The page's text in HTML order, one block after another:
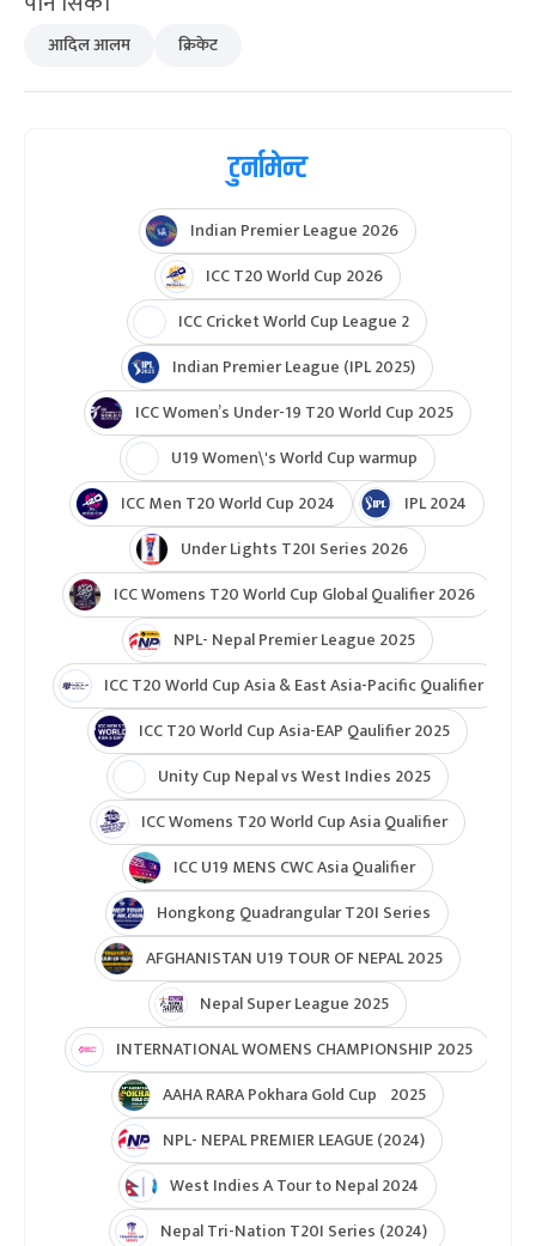
आदिल आलम क्रिकेट
टुर्नामेन्ट
Indian Premier League 2026
ICC T20 World Cup 2026
ICC Cricket World Cup League 2
Indian Premier League (IPL 2025)
ICC Women’s Under-19 T20 World Cup 2025
U19 Women\'s World Cup warmup
ICC Men T20 World Cup 2024
IPL 2024
Under Lights T20I Series 2026
ICC Womens T20 World Cup Global Qualifier 2026
NPL- Nepal Premier League 2025
ICC T20 World Cup Asia & East Asia-Pacific Qualifier
ICC T20 World Cup Asia-EAP Qaulifier 2025
Unity Cup Nepal vs West Indies 2025
ICC Womens T20 World Cup Asia Qualifier
ICC U19 MENS CWC Asia Qualifier
Hongkong Quadrangular T20I Series
AFGHANISTAN U19 TOUR OF NEPAL 2025
Nepal Super League 2025
INTERNATIONAL WOMENS CHAMPIONSHIP 2025
AAHA RARA Pokhara Gold Cup 2025
NPL- NEPAL PREMIER LEAGUE (2024)
West Indies A Tour to Nepal 2024
Nepal Tri-Nation T20I Series (2024)